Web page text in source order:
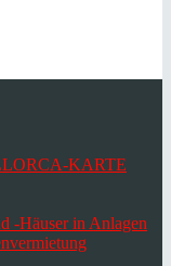
KARTE
-Häuser in Anlagen